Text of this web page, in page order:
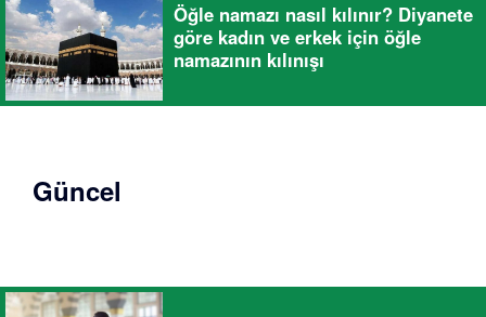
Öğle namazı nasıl kılınır? Diyanete
göre kadın ve erkek için öğle
namazının kılınışı
Güncel